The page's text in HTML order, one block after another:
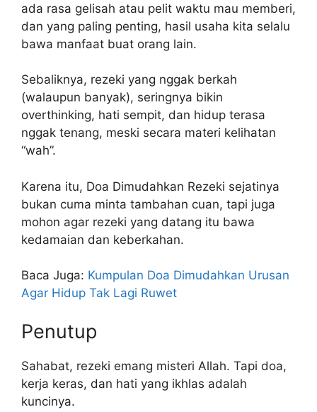
ada rasa gelisah atau pelit waktu mau memberi,
dan yang paling penting, hasil usaha kita selalu
bawa manfaat buat orang lain.
Sebaliknya, rezeki yang nggak berkah
(walaupun banyak), seringnya bikin
overthinking, hati sempit, dan hidup terasa
nggak tenang, meski secara materi kelihatan
“wah”.
Karena itu, Doa Dimudahkan Rezeki sejatinya
bukan cuma minta tambahan cuan, tapi juga
mohon agar rezeki yang datang itu bawa
kedamaian dan keberkahan.
Baca Juga: Kumpulan Doa Dimudahkan Urusan
Agar Hidup Tak Lagi Ruwet
Penutup
Sahabat, rezeki emang misteri Allah. Tapi doa,
kerja keras, dan hati yang ikhlas adalah
kuncinya.